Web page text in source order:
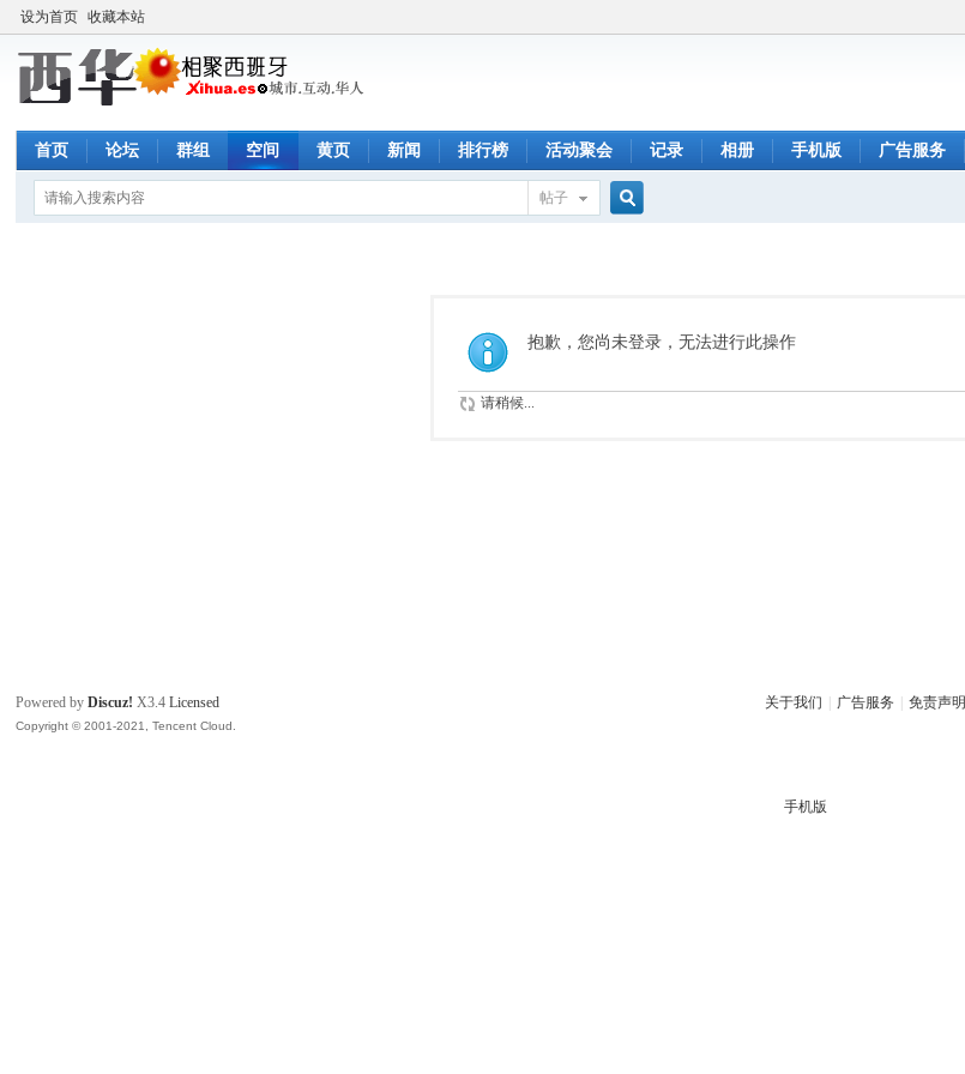
设为首页 收藏本站
首页 论坛 群组 空间 黄页 新闻 排行榜 活动聚会 记录 相册 手机版 广告服务
帖子
索
抱歉，您尚未登录，无法进行此操作
请稍候...
关于我们 广告服务 免责声明
Powered byDiscuz! X3.4 Licensed
Copyright © 2001-2021, Tencent Cloud.
手机版